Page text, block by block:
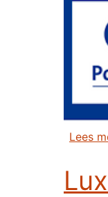
Lees